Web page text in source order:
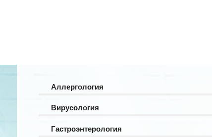
Аллергология
Вирусология
Гастроэнтерология